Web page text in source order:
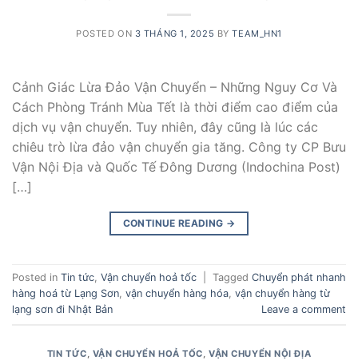
POSTED ON 3 THÁNG 1, 2025 BYTEAM_HN1
Cảnh Giác Lừa Đảo Vận Chuyển – Những Nguy Cơ Và
Cách Phòng Tránh Mùa Tết là thời điểm cao điểm của
dịch vụ vận chuyển. Tuy nhiên, đây cũng là lúc các
chiêu trò lừa đảo vận chuyển gia tăng. Công ty CP Bưu
Vận Nội Địa và Quốc Tế Đông Dương (Indochina Post)
[…]
CONTINUE READING →
Posted in Tin tức, Vận chuyển hoả tốc Tagged Chuyển phát nhanh
hàng hoá từ Lạng Sơn, vận chuyển hàng hóa, vận chuyển hàng từ
lạng sơn đi Nhật Bản
Leave a comment
TIN TỨC VẬN CHUYỂN HOẢ TỐC ,VẬN CHUYỂN NỘI ĐỊA